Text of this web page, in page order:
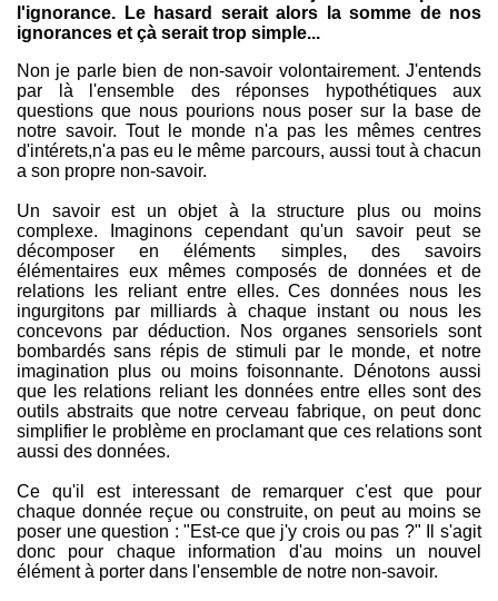
l'ignorance. Le hasard serait alors la somme de nos
ignorances et çà serait trop simple...
Non je parle bien de non-savoir volontairement. J'entends
par là l'ensemble des réponses hypothétiques aux
questions que nous pourions nous poser sur la base de
notre savoir. Tout le monde n'a pas les mêmes centres
d'intérets,n'a pas eu le même parcours, aussi tout à chacun
a son propre non-savoir.
Un savoir est un objet à la structure plus ou moins
complexe. Imaginons cependant qu'un savoir peut se
décomposer en éléments simples, des savoirs
élémentaires eux mêmes composés de données et de
relations les reliant entre elles. Ces données nous les
ingurgitons par milliards à chaque instant ou nous les
concevons par déduction. Nos organes sensoriels sont
bombardés sans répis de stimuli par le monde, et notre
imagination plus ou moins foisonnante. Dénotons aussi
que les relations reliant les données entre elles sont des
outils abstraits que notre cerveau fabrique, on peut donc
simplifier le problème en proclamant que ces relations sont
aussi des données.
Ce qu'il est interessant de remarquer c'est que pour
chaque donnée reçue ou construite, on peut au moins se
poser une question : "Est-ce que j'y crois ou pas ?" Il s'agit
donc pour chaque information d'au moins un nouvel
élément à porter dans l'ensemble de notre non-savoir.